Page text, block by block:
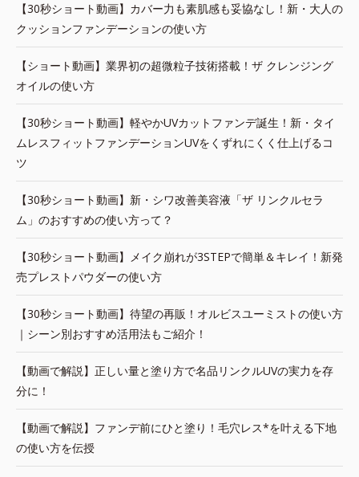
【30秒ショート動画】カバー力も素肌感も妥協なし！新・大人の
クッションファンデーションの使い方
【ショート動画】業界初の超微粒子技術搭載！ザ クレンジング
オイルの使い方
【30秒ショート動画】軽やかUVカットファンデ誕生！新・タイ
ムレスフィットファンデーションUVをくずれにくく仕上げるコ
ツ
【30秒ショート動画】新・シワ改善美容液「ザ リンクルセラ
ム」のおすすめの使い方って？
【30秒ショート動画】メイク崩れが3STEPで簡単＆キレイ！新発
売プレストパウダーの使い方
【30秒ショート動画】待望の再販！オルビスユーミストの使い方
｜シーン別おすすめ活用法もご紹介！
【動画で解説】正しい量と塗り方で名品リンクルUVの実力を存
分に！
【動画で解説】ファンデ前にひと塗り！毛穴レス*を叶える下地
の使い方を伝授